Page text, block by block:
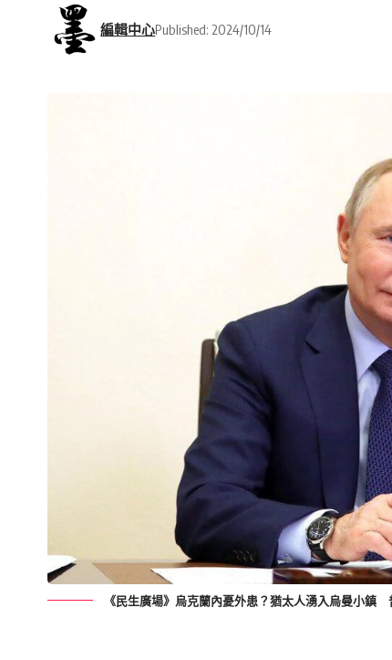
編輯中心Published: 2024/10/14
《民生廣場》烏克蘭內憂外患？猶太人湧入烏曼小鎮